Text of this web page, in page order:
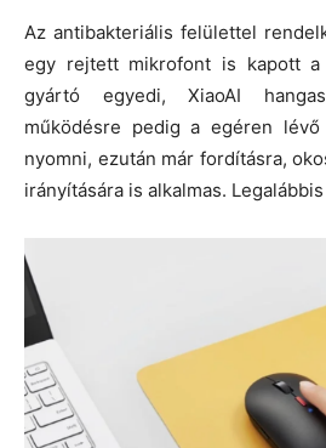
Az antibakteriális felülettel
egy rejtett mikrofont is kapott a
gyártó egyedi, XiaoAI
működésre pedig a egéren
nyomni, ezután már fordításra,
irányítására is alkalmas.